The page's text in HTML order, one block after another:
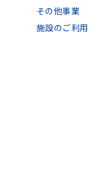
その他事業
施設のご利用